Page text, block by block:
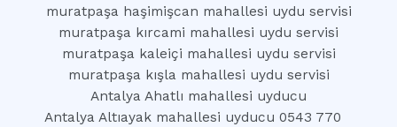
muratpaşa haşimişcan mahallesi uydu servisi
muratpaşa kırcami mahallesi uydu servisi
muratpaşa kaleiçi mahallesi uydu servisi
muratpaşa kışla mahallesi uydu servisi
Antalya Ahatlı mahallesi uyducu
Antalya Altıayak mahallesi uyducu 0543 770